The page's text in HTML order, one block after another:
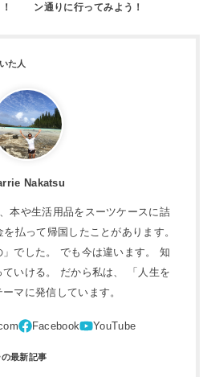
ン通りに行ってみよう！
Nakatsu
本や生活用品をスーツケースに詰
払って帰国したことがあります。
でした。 でも今は違います。 知
いける。 だから私は、 「人生を
マに発信しています。